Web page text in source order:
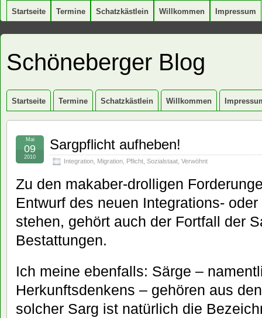
Startseite Termine Schatzkästlein Willkommen Impressum
Schöneberger Blog
Startseite Termine Schatzkästlein Willkommen
Sargpflicht aufheben!
Integration Migration Pflicht Sozialstaat Verwöhnt
Mai
09
2010
Zu den makaber-drolligen
Entwurf des neuen Integrations- oder
stehen, gehört auch der Fortfall der
Bestattungen.
Ich meine ebenfalls: Särge –
Herkunftsdenkens – gehören aus
solcher Sarg ist natürlich die